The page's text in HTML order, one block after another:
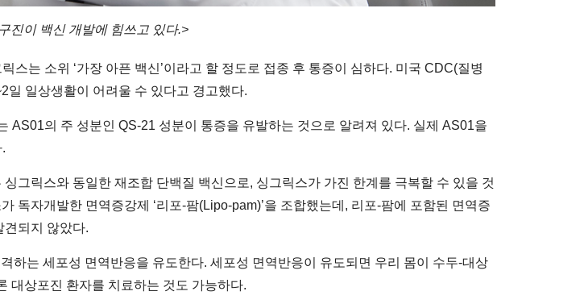
진이 백신 개발에 힘쓰고 있다.>
는 소위 ‘가장 아픈 백신’이라고 할 정도로 접종 후 통증이 심하다. 미국 CDC(질병
일 일상생활이 어려울 수 있다고 경고했다.
의 주 성분인 QS-21 성분이 통증을 유발하는 것으로 알려져 있다. 실제 AS01을
그릭스와 동일한 재조합 단백질 백신으로, 싱그릭스가 가진 한계를 극복할 수 있을 것
독자개발한 면역증강제 ‘리포-팜(Lipo-pam)’을 조합했는데, 리포-팜에 포함된 면역증
견되지 않았다.
하는 세포성 면역반응을 유도한다. 세포성 면역반응이 유도되면 우리 몸이 수두-대상
대상포진 환자를 치료하는 것도 가능하다.